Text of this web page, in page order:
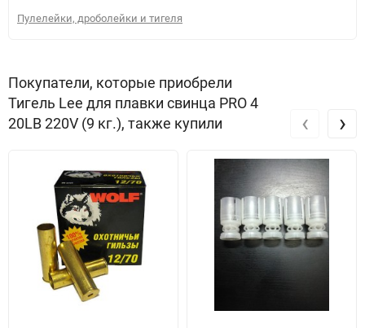
Пулелейки, дроболейки и тигеля
Покупатели, которые приобрели
Тигель Lee для плавки свинца PRO 4
20LB 220V (9 кг.), также купили
‹ ›